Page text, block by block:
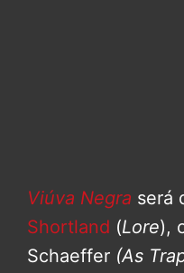
Viúva Negra será
Shortland (Lore),
Schaeffer (As